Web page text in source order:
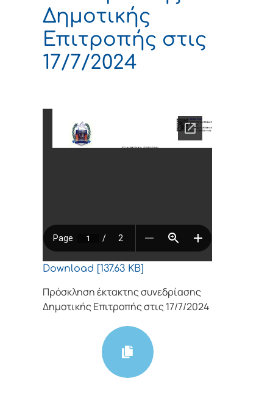
Δημοτικής
Επιτροπής στις
17/7/2024
Download [137.63 KB]
Πρόσκληση έκτακτης συνεδρίασης
Δημοτικής Επιτροπής στις 17/7/2024